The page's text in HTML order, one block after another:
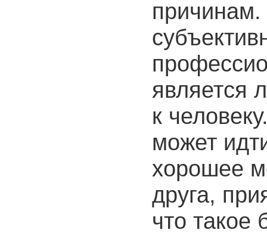
является
к
может
хорошее
друга,
что такое